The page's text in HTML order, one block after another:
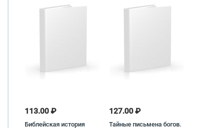
113.00 ₽
Библейская история
127.00 ₽
Тайные письмена богов.